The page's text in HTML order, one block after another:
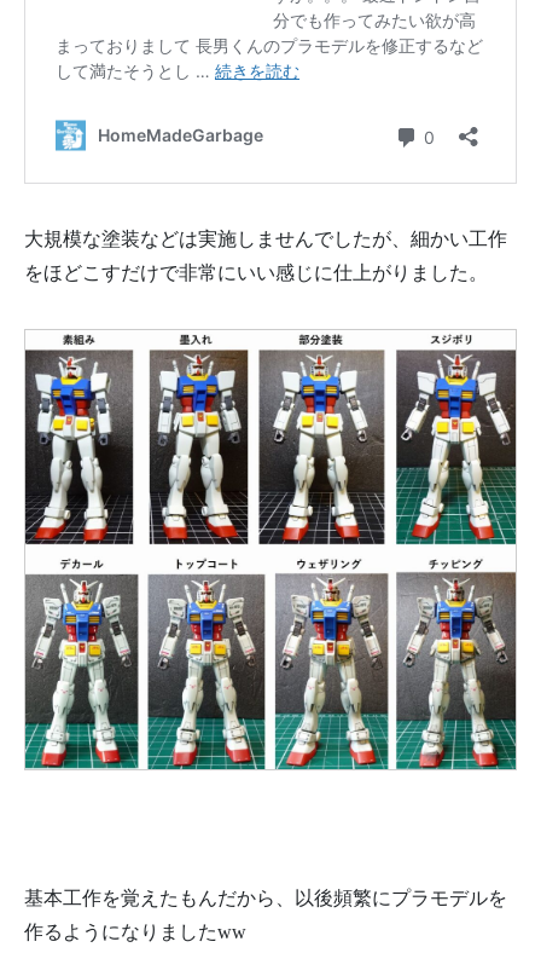
大規模な塗装などは実施しませんでしたが、細かい工作
をほどこすだけで非常にいい感じに仕上がりました。
基本工作を覚えたもんだから、以後頻繁にプラモデルを
作るようになりましたww